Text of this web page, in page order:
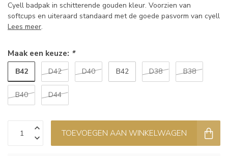
Cyell badpak in schitterende gouden kleur. Voorzien van
softcups en uiteraard standaard met de goede pasvorm van cyell
Lees meer.
Maak een keuze: *
B42 D42 D40 B42 D38 B38
B40 D44
TOEVOEGEN AAN WINKELWAGEN